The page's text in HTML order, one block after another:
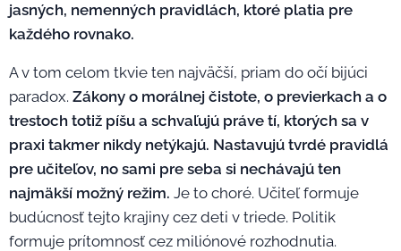
jasných, nemenných pravidlách, ktoré platia pre
každého rovnako.
A v tom celom tkvie ten najväčší, priam do očí bijúci
paradox. Zákony o morálnej čistote, o previerkach a o
trestoch totiž píšu a schvaľujú práve tí, ktorých sa v
praxi takmer nikdy netýkajú. Nastavujú tvrdé pravidlá
pre učiteľov, no sami pre seba si nechávajú ten
najmäkší možný režim. Je to choré. Učiteľ formuje
budúcnosť tejto krajiny cez deti v triede. Politik
formuje prítomnosť cez miliónové rozhodnutia.